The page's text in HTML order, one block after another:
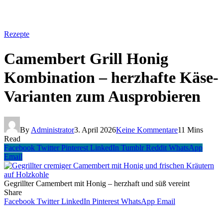
Rezepte
Camembert Grill Honig
Kombination – herzhafte Käse-
Varianten zum Ausprobieren
By Administrator3. April 2026Keine Kommentare11 Mins
Read
Facebook Twitter Pinterest LinkedIn Tumblr Reddit WhatsApp
Email
Gegrillter Camembert mit Honig – herzhaft und süß vereint
Share
Facebook Twitter LinkedIn Pinterest WhatsApp Email